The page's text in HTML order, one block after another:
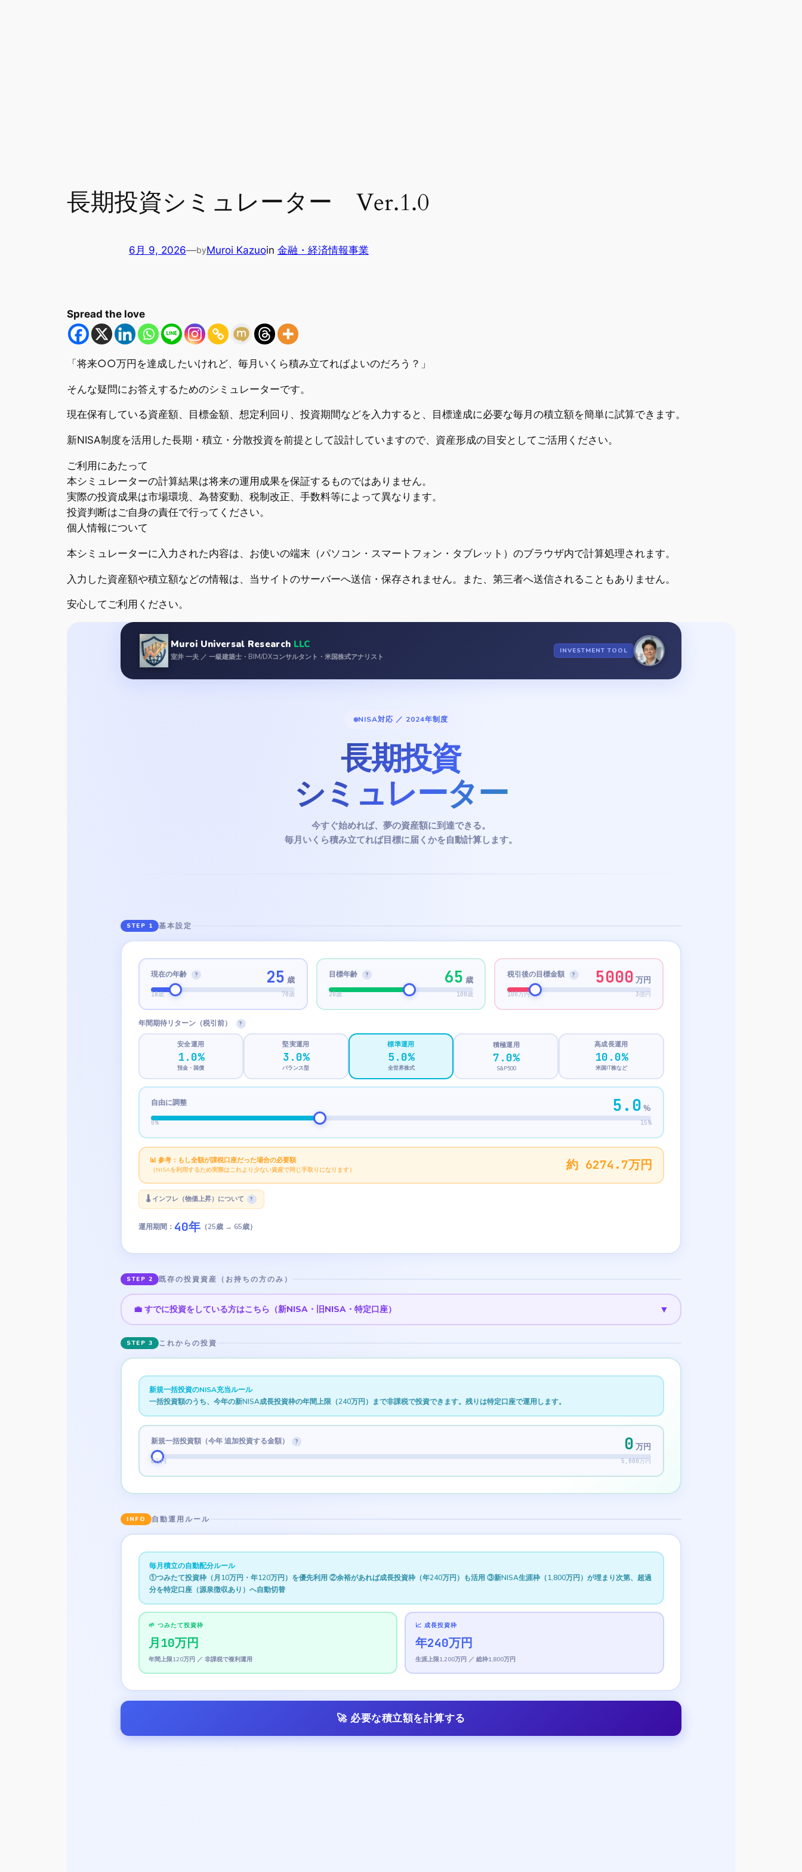
長期投資シミュレーター Ver.1.0
6月 9, 2026—byMuroi Kazuoin 金融・経済情報事業
Spread the love
「将来○○万円を達成したいけれど、毎月いくら積み立てればよいのだろう？」
そんな疑問にお答えするためのシミュレーターです。
現在保有している資産額、目標金額、想定利回り、投資期間などを入力すると、目標達成に必要な毎月の積立額を簡単に試算できます。
新NISA制度を活用した長期・積立・分散投資を前提として設計していますので、資産形成の目安としてご活用ください。
ご利用にあたって
本シミュレーターの計算結果は将来の運用成果を保証するものではありません。
実際の投資成果は市場環境、為替変動、税制改正、手数料等によって異なります。
投資判断はご自身の責任で行ってください。
個人情報について
本シミュレーターに入力された内容は、お使いの端末（パソコン・スマートフォン・タブレット）のブラウザ内で計算処理されます。
入力した資産額や積立額などの情報は、当サイトのサーバーへ送信・保存されません。また、第三者へ送信されることもありません。
安心してご利用ください。